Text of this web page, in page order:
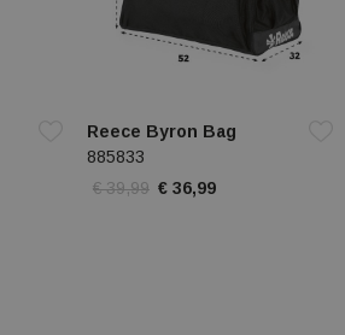
Reece Byron Bag
885833
€ 39,99 € 36,99